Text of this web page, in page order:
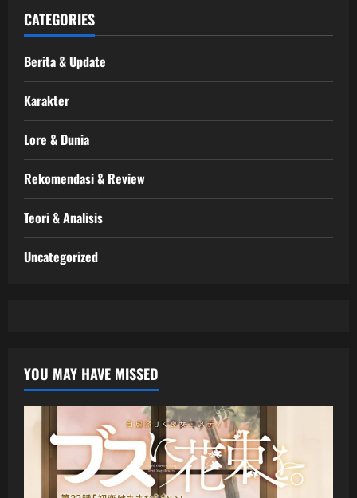
CATEGORIES
Berita & Update
Karakter
Lore & Dunia
Rekomendasi & Review
Teori & Analisis
Uncategorized
YOU MAY HAVE MISSED